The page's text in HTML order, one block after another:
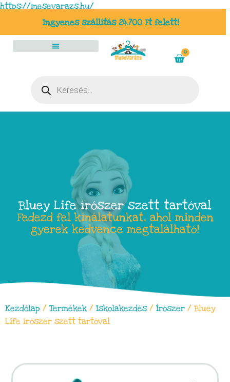
https://mesevarazs.hu/
Ingyenes szállítás 24.700 Ft felett!
0
Bluey Life írószer szett tartóval
Fedezd fel kínálatunkat, ahol minden
gyerek kedvence megtalálható!
Kezdőlap / Termékek /Iskolakezdés /Írószer / Bluey
Life írószer szett tartóval